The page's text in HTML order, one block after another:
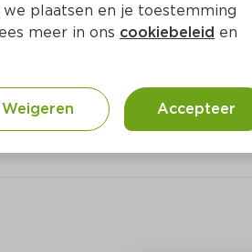
plaatsen en je toestemming
meer in ons cookiebeleid en
Weigeren Accepteer